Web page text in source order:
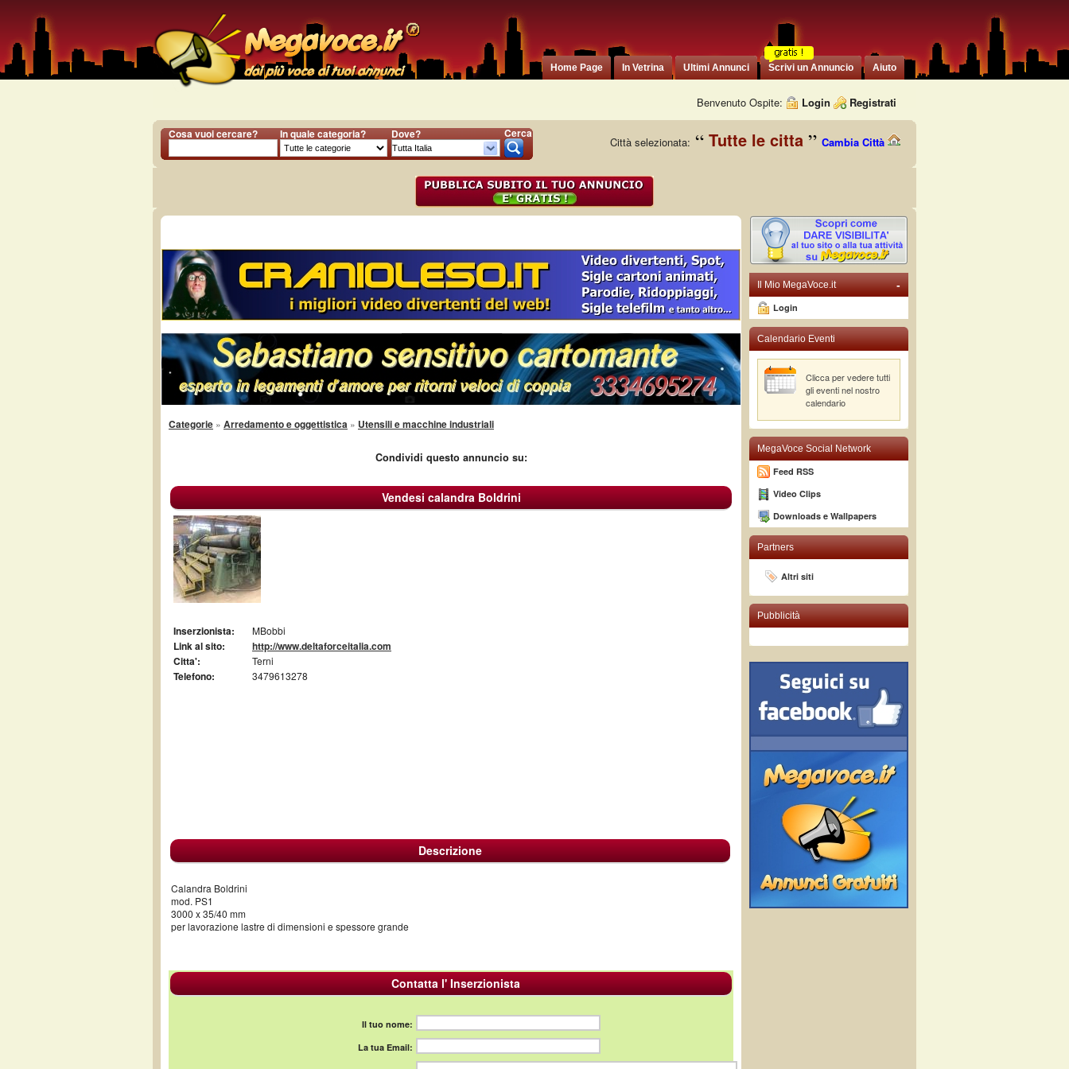
Home Page In Vetrina Ultimi Annunci Scrivi un Annuncio Aiuto
Benvenuto Ospite: Login Registrati
Cosa vuoi cercare? In quale categoria? Dove? Cerca
Città selezionata: Tutte le citta Cambia Città
Categorie » Arredamento e oggettistica » Utensili e macchine industriali
Condividi questo annuncio su:
Vendesi calandra Boldrini
Inserzionista: MBobbi
Link al sito:
http://www.deltaforceitalia.com
Citta':
Terni
Telefono: 3479613278
Descrizione
Calandra Boldrini
mod. PS1
3000 x 35/40 mm
per lavorazione lastre di dimensioni e spessore grande
Contatta l' Inserzionista
Il tuo nome:
La tua Email:
-
Il Mio MegaVoce.it
Login
Calendario Eventi
Clicca per vedere tutti
gli eventi nel nostro
calendario
MegaVoce Social Network
Feed RSS
Video Clips
Downloads e Wallpapers
Partners
Altri siti
Pubblicità